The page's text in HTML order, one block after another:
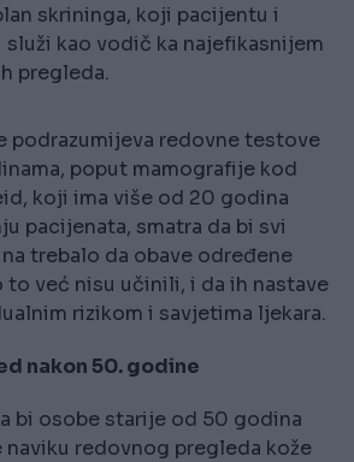
skrininga, koji pacijentu i
kao vodič ka najefikasnijem
pregleda.
podrazumijeva redovne testove
poput mamografije kod
koji ima više od 20 godina
pacijenata, smatra da bi svi
trebalo da obave određene
već nisu učinili, i da ih nastave
rizikom i savjetima ljekara.
nakon 50. godine
bi osobe starije od 50 godina
redovnog pregleda kože